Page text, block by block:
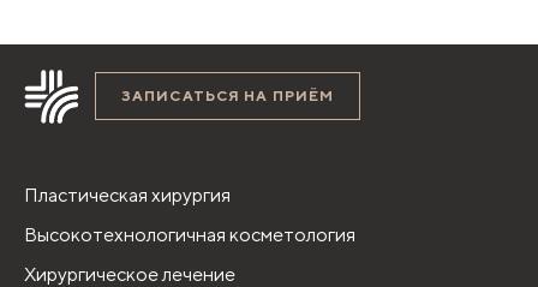
ЗАПИСАТЬСЯ НА ПРИЁМ
Пластическая хирургия
Высокотехнологичная косметология
Хирургическое лечение